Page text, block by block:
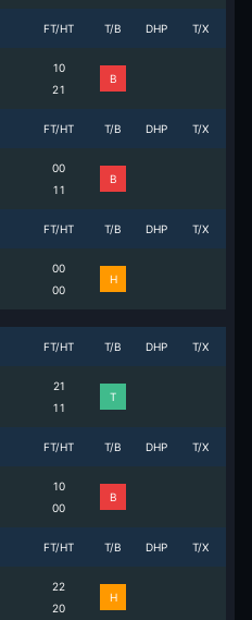
FT/HT T/B DHP T/X
1
2
0
1
B
FT/HT T/B DHP T/X
0
1
0
1
B
FT/HT T/B DHP T/X
0
0
0
0
H
FT/HT T/B DHP T/X
2
1
1
1
T
FT/HT T/B DHP T/X
1
0
0
0
B
FT/HT T/B DHP T/X
2
2
2
0
H